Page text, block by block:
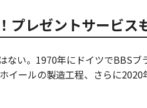
プレゼントサービス
ない。1970年にドイツでBBSブ
イールの製造工程、さらに